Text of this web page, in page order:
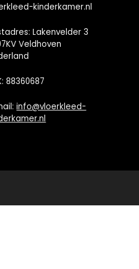
kinderkamer.nl
Lakenvelder 3
Veldhoven
88360687
info@vloerkleed-